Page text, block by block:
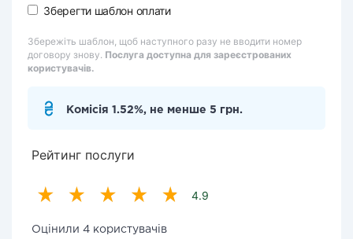
Зберегти шаблон оплати
Збережіть шаблон, щоб наступного разу не вводити номер
договору знову. Послуга доступна для зареєстрованих
користувачів.
Комісія 1.52%, не менше 5 грн.
Рейтинг послуги
4.9
Оцінили 4 користувачів